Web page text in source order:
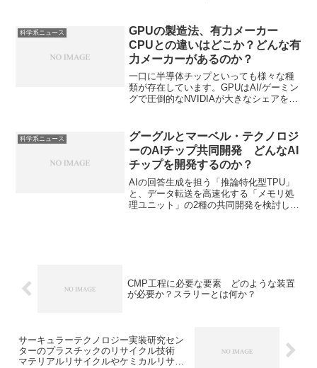
す。 Preferred Networks（PFN）は、日
本を代表するAI開発企業であり、他のAI
企業とは一線を画す「垂直統合型」のビ
ジネスモデルが最大の特徴です。PFNの
特徴や垂直統合のメリット、むずかしさ
を知ることができます。
科学系ニュース
GPUの製造法、有力メーカー
CPUとの違いはどこか？どんな有
力メーカーがあるのか？
一口に半導体チップといっても様々な種
類が存在しています。GPUはAI/ゲーミン
グで圧倒的なNVIDIAが大きなシェアを持
ることに気づけた理由を知ることができ
ます。
科学系ニュース
グーグルとマーベル・テクノロジ
ーのAIチップ共同開発 どんなAI
チップを開発するのか？
AIの回答生成を担う「推論特化型TPU」
と、データ転送を高速化する「メモリ処
理ユニット」の2種の共同開発を検討して
CMP工程に必要な要素 どのような装置
が必要か？スラリーとは何か？
サーキュラーテクノロジー実装研究セン
ターのプラスチックのリサイクル技術
マテリアルリサイクルやケミカルリサイ